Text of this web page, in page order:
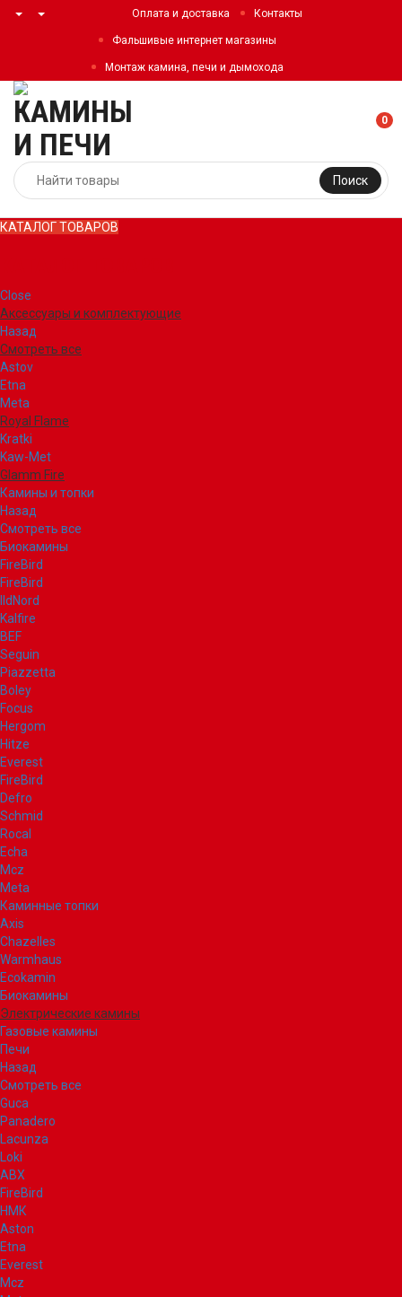
Оплата и доставка Контакты
Фальшивые интернет магазины
Монтаж камина, печи и дымохода
Поиск
0
КАТАЛОГ ТОВАРОВ
Close
Аксессуары и комплектующие
Назад
Смотреть все
Astov
Etna
Meta
Royal Flame
Kratki
Kaw-Met
Glamm Fire
Камины и топки
Назад
Смотреть все
Биокамины
FireBird
FireBird
IldNord
Kalfire
BEF
Seguin
Piazzetta
Boley
Focus
Hergom
Hitze
Everest
FireBird
Defro
Schmid
Rocal
Echa
Mcz
Meta
Каминные топки
Axis
Chazelles
Warmhaus
Ecokamin
Биокамины
Электрические камины
Газовые камины
Печи
Назад
Смотреть все
Guca
Panadero
Lacunza
Loki
ABX
FireBird
НМК
Aston
Etna
Everest
Mcz